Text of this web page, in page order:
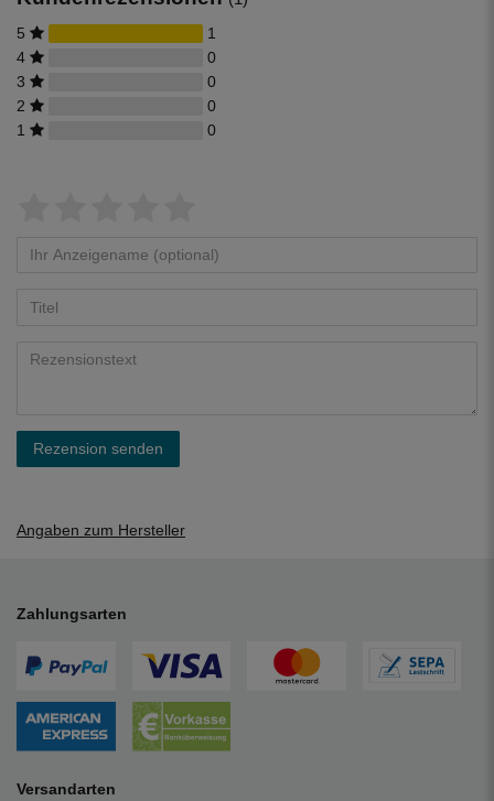
5
1
4
0
3
0
2
0
1
0
Rezension senden
Angaben zum Hersteller
Zahlungsarten
Versandarten